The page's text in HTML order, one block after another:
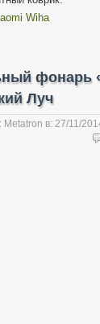
Wiha
фонарь
Луч
Metatron в: 27/11/